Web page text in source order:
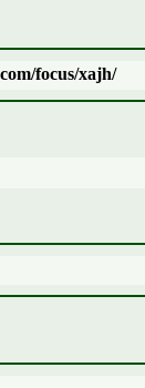
focus/xajh/